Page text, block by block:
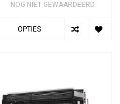
NOG NIET GEWAARDEERD
OPTIES